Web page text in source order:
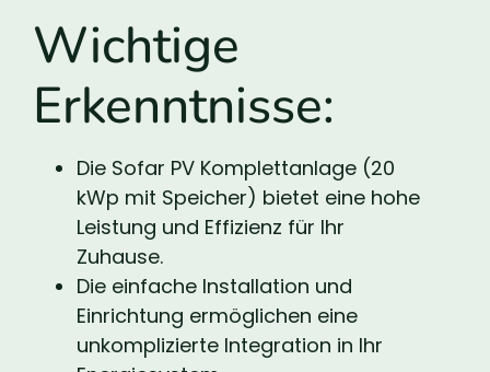
Wichtige
Erkenntnisse:
Die Sofar PV Komplettanlage (20
kWp mit Speicher) bietet eine hohe
Leistung und Effizienz für Ihr
Zuhause.
Die einfache Installation und
Einrichtung ermöglichen eine
unkomplizierte Integration in Ihr